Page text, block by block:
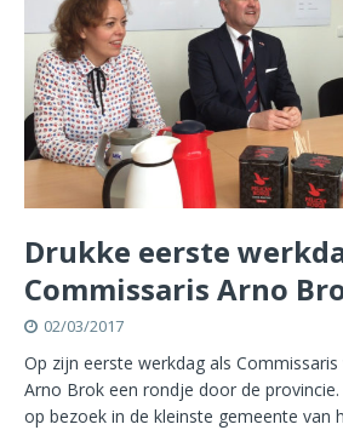
Drukke eerste
Commissaris Arno
02/03/2017
Op zijn eerste werkdag als
Arno Brok een rondje door de
op bezoek in de kleinste gemeente van